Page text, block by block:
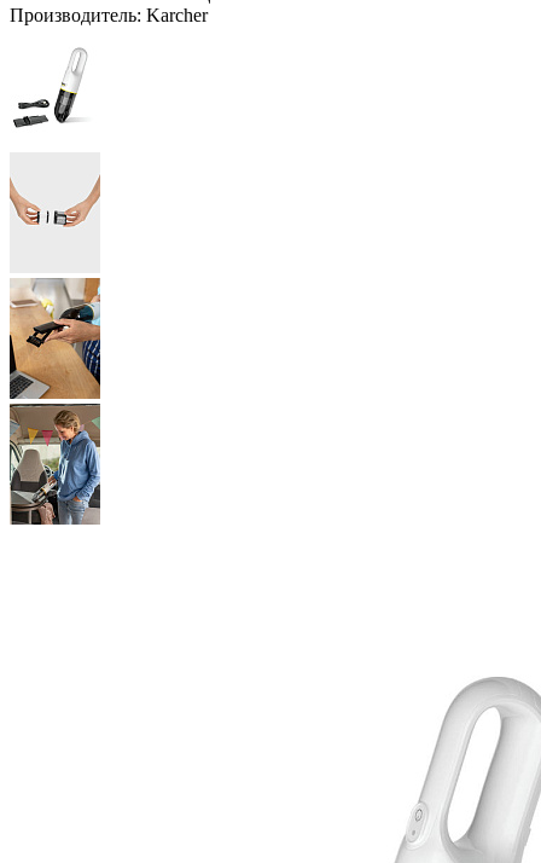
Производитель: Karcher